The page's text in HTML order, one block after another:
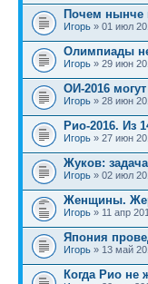
Почем нынче
Игорь » 01 июл
Олимпиады
Игорь » 29 июн
ОИ-2016
Игорь » 28 июн
Рио-2016. Из
Игорь » 27 июн
Жуков:
Игорь » 02 июл
Женщины.
Игорь » 11 апр
Япония
Игорь » 13 май
Когда Рио не